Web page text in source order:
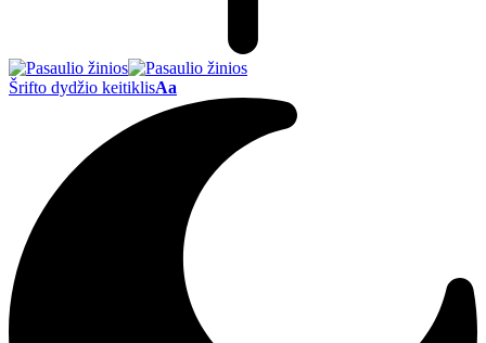
Šrifto dydžio keitiklisAa